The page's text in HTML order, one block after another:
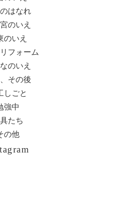
はなれ
のいえ
のいえ
フォーム
のいえ
その後
しごと
強中
たち
の他